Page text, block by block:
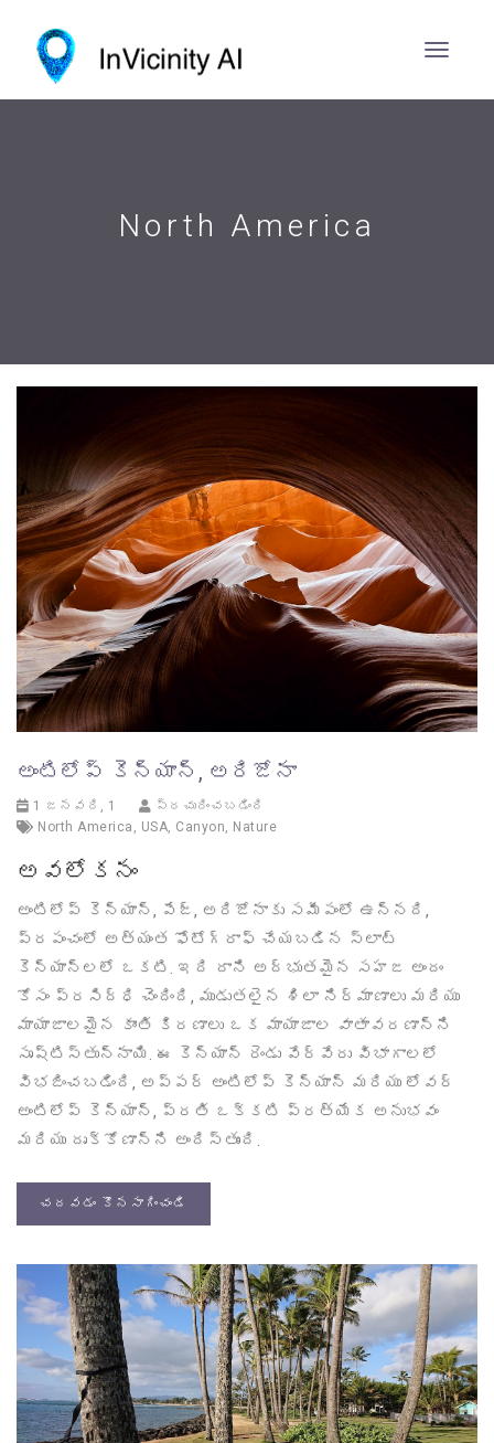
North America
అంటిలోప్ కెన్యాన్, అరిజోనా
1 జనవరి, 1
ప్రచురించబడింది
North America , USA, Canyon, Nature
అవలోకనం
అంటిలోప్ కెన్యాన్, పేజ్, అరిజోనాకు సమీపంలో ఉన్నది,
ప్రపంచంలో అత్యంత ఫోటోగ్రాఫ్ చేయబడిన స్లాట్
కెన్యాన్‌లలో ఒకటి. ఇది దాని అద్భుతమైన సహజ అందం
కోసం ప్రసిద్ధి చెందింది, ముడుతలైన శిలా నిర్మాణాలు మరియు
మాయాజాలమైన కాంతి కిరణాలు ఒక మాయాజాల వాతావరణాన్ని
సృష్టిస్తున్నాయి. ఈ కెన్యాన్ రెండు వేర్వేరు విభాగాలలో
విభజించబడింది, అప్‌పర్ అంటిలోప్ కెన్యాన్ మరియు లోవర్
అంటిలోప్ కెన్యాన్, ప్రతి ఒక్కటి ప్రత్యేక అనుభవం
మరియు దృక్కోణాన్ని అందిస్తుంది.
చదవడం కొనసాగించండి